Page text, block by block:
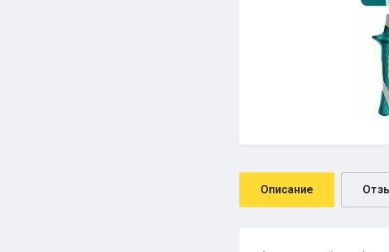
Описание